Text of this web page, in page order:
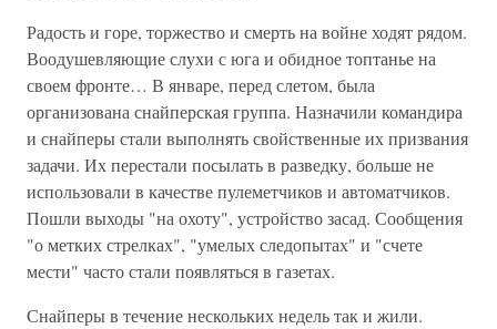
Радость и горе, торжество и смерть на войне ходят рядом.
Воодушевляющие слухи с юга и обидное топтанье на
своем фронте… В январе, перед слетом, была
организована снайперская группа. Назначили командира
и снайперы стали выполнять свойственные их призвания
задачи. Их перестали посылать в разведку, больше не
использовали в качестве пулеметчиков и автоматчиков.
Пошли выходы "на охоту", устройство засад. Сообщения
"о метких стрелках", "умелых следопытах" и "счете
мести" часто стали появляться в газетах.
Снайперы в течение нескольких недель так и жили.